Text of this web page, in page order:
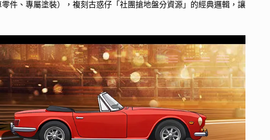
件、專屬塗裝），複刻古惑仔「社團搶地盤分資源」的經典邏輯，讓